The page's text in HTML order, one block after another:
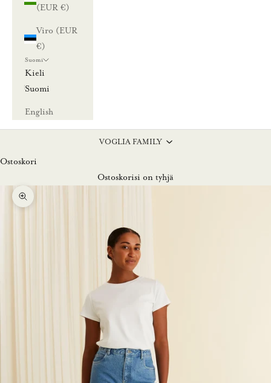
(EUR €)
Viro (EUR
€)
Suomi
Kieli
Suomi
English
VOGLIA FAMILY
Ostoskori
Ostoskorisi on tyhjä
Lähennä